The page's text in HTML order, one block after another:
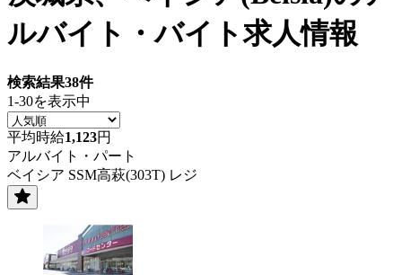
ルバイト・バイト求人情報
検索結果38件
1-30を表示中
平均時給1,123円
アルバイト・パート
ベイシア SSM高萩(303T) レジ